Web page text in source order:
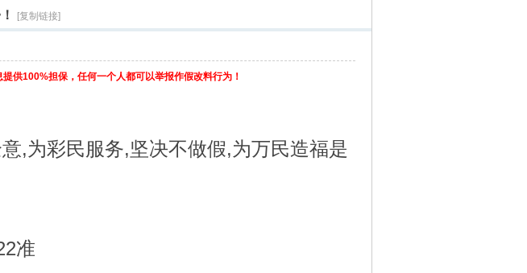
[复制链接]
供100%担保，任何一个人都可以举报作假改料行为！
,为彩民服务,坚决不做假,为万民造福是
准